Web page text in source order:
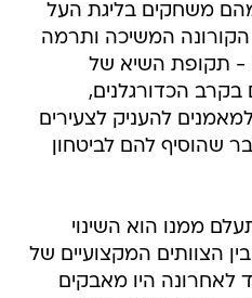
משחקים בליגת העל
הקורונה המשיכה ותרמה
- תקופת השיא של
הכדורגלנים,
להעניק לצעירים
שהוסיף להם לביטחון
ממנו הוא השינוי
הצוותים המקצועיים של
לאחרונה היו מאבקים